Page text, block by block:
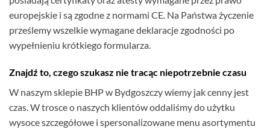
europejskie i są zgodne z normami CE. Na Państwa życzenie
prześlemy wszelkie wymagane deklaracje zgodności po
wypełnieniu krótkiego formularza.
Znajdź to, czego szukasz nie tracąc niepotrzebnie czasu
W naszym sklepie BHP w Bydgoszczy wiemy jak cenny jest
czas. W trosce o naszych klientów oddaliśmy do użytku
wysoce szczegółowe i spersonalizowane menu asortymentu